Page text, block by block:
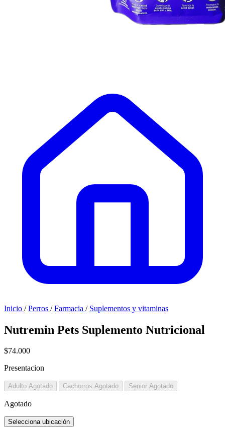
Inicio / Perros / Farmacia / Suplementos y vitaminas
Nutremin Pets Suplemento Nutricional
$74.000
Presentacion
Adulto Agotado Cachorros Agotado Senior Agotado
Agotado
Selecciona ubicación